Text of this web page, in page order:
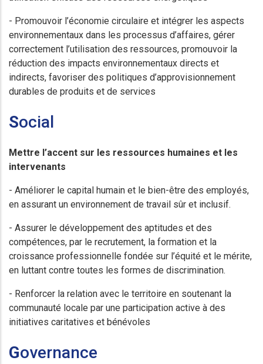
- Promouvoir l’économie circulaire et intégrer les aspects
environnementaux dans les processus d’affaires, gérer
correctement l’utilisation des ressources, promouvoir la
réduction des impacts environnementaux directs et
indirects, favoriser des politiques d’approvisionnement
durables de produits et de services
Social
Mettre l’accent sur les ressources humaines et les
intervenants
- Améliorer le capital humain et le bien-être des employés,
en assurant un environnement de travail sûr et inclusif.
- Assurer le développement des aptitudes et des
compétences, par le recrutement, la formation et la
croissance professionnelle fondée sur l’équité et le mérite,
en luttant contre toutes les formes de discrimination.
- Renforcer la relation avec le territoire en soutenant la
communauté locale par une participation active à des
initiatives caritatives et bénévoles
Governance